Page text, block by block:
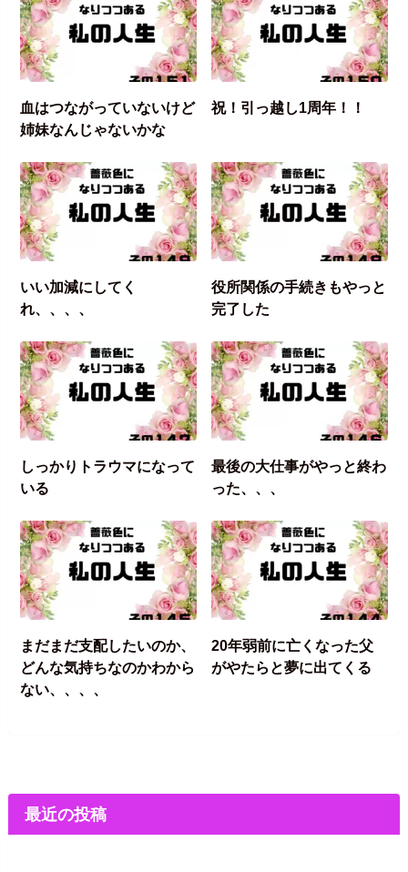
血はつながっていないけど
姉妹なんじゃないかな
祝！引っ越し1周年！！
いい加減にしてく
れ、、、、
役所関係の手続きもやっと
完了した
しっかりトラウマになって
いる
最後の大仕事がやっと終わ
った、、、
まだまだ支配したいのか、
どんな気持ちなのかわから
ない、、、、
20年弱前に亡くなった父
がやたらと夢に出てくる
最近の投稿